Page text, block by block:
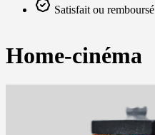
Satisfait ou remboursé
Home-cinéma